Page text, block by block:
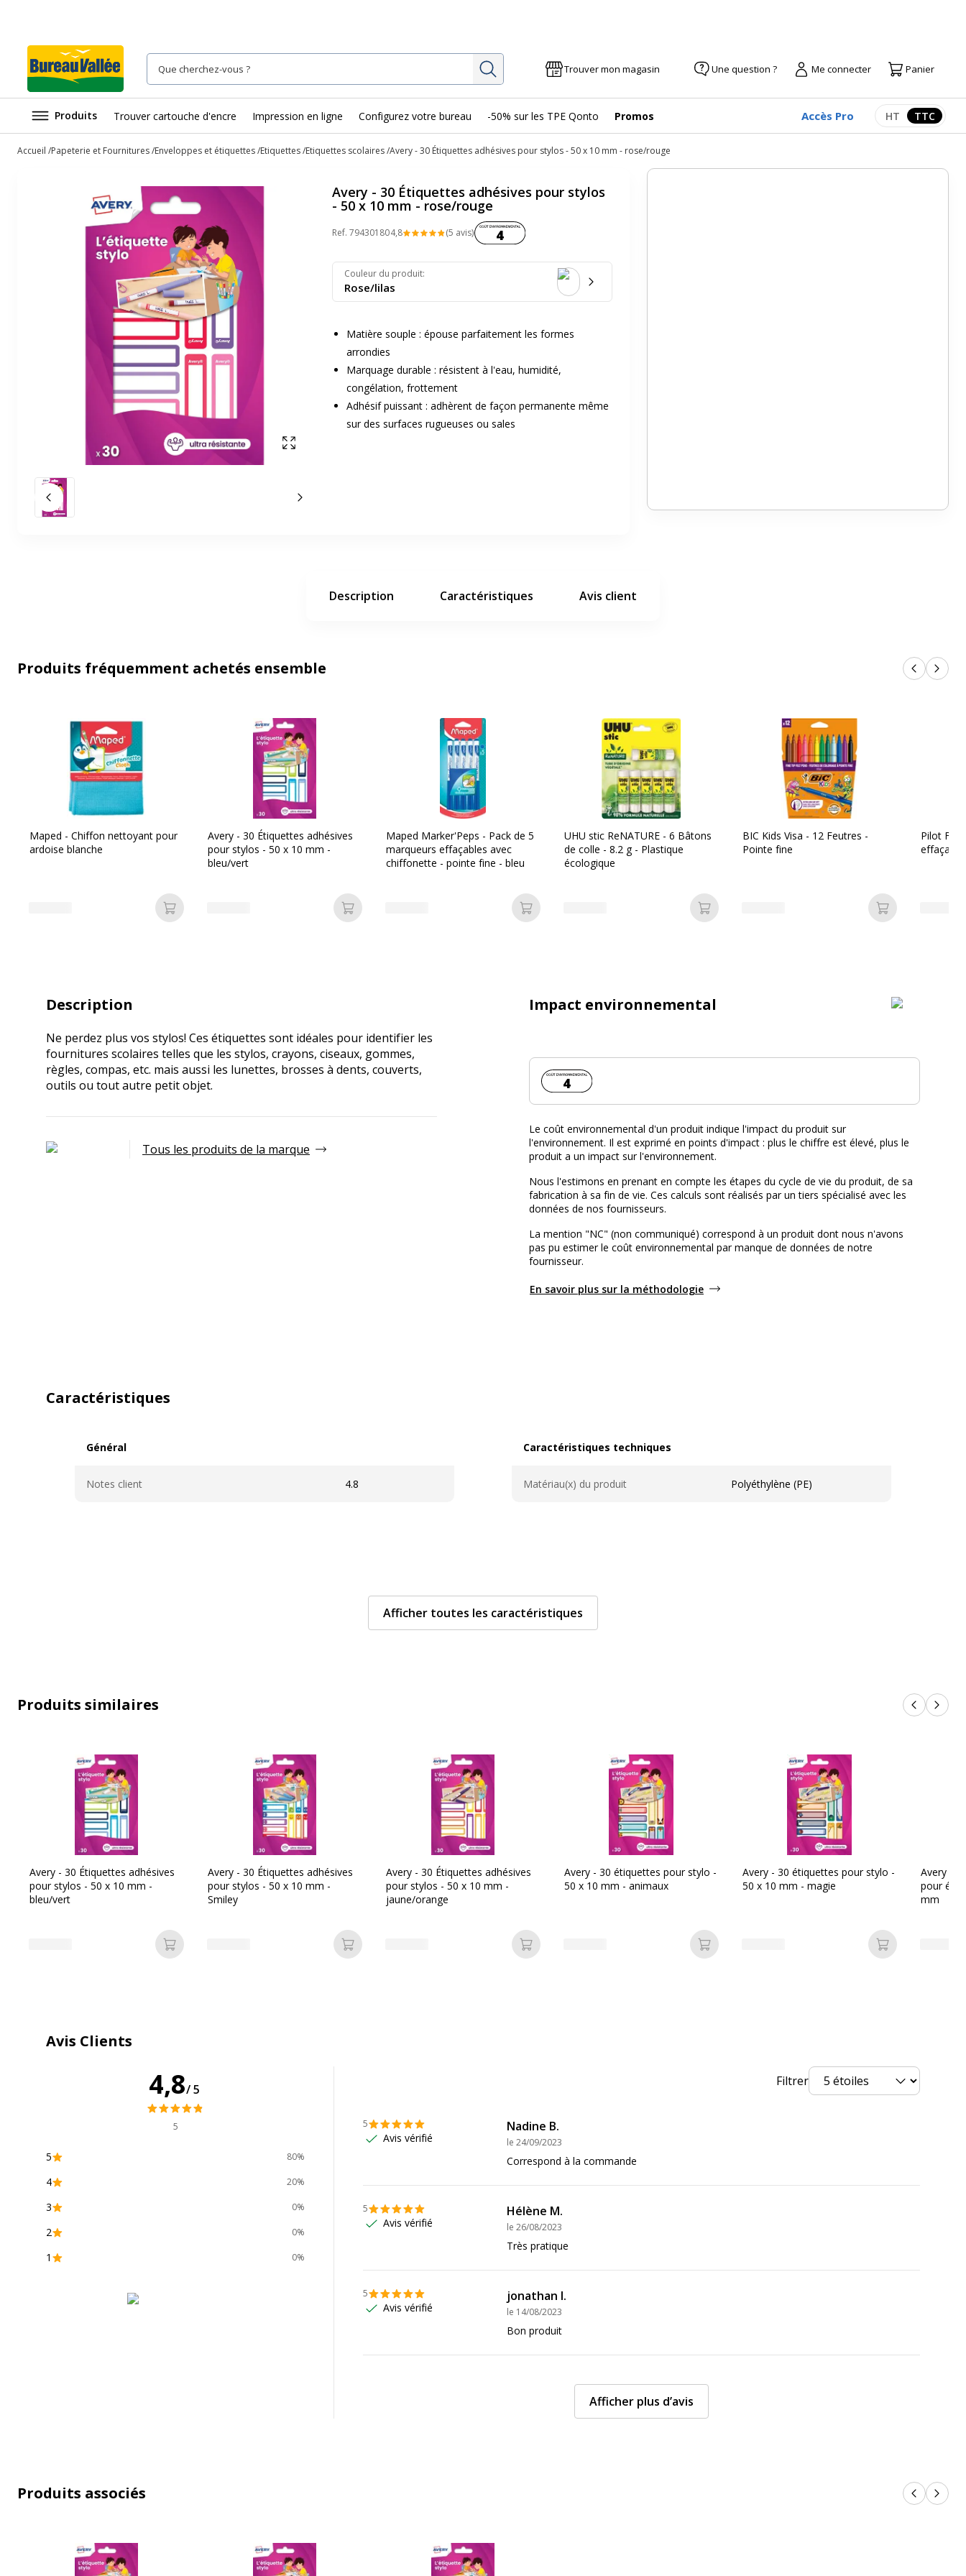
Rechercher Trouver mon magasin Une question ? Me connecter Panier
Produits Trouver cartouche d'encre Impression en ligne Configurez votre bureau -50% sur les TPE Qonto Promos Accès Pro Afficher les
HT TTC
Accueil Papeterie et Fournitures Enveloppes et étiquettes Etiquettes Etiquettes scolaires Avery - 30 Étiquettes adhésives pour stylos - 50 x 10 mm - rose/rouge
Afficher en plein écran
Slide précédent Slide suivant
Avery - 30 Étiquettes adhésives pour stylos
- 50 x 10 mm - rose/rouge
Ref. 794301804,8 (5 avis)Coût environnemental :
4
Couleur du produit:
Rose/lilas
Matière souple : épouse parfaitement les formes
arrondies
Marquage durable : résistent à l'eau, humidité,
congélation, frottement
Adhésif puissant : adhèrent de façon permanente même
sur des surfaces rugueuses ou sales
Description Caractéristiques Avis client
Produits fréquemment achetés ensemble Produits
Maped - Chiffon nettoyant pour
ardoise blanche
Ajouter au panier
Avery - 30 Étiquettes adhésives
pour stylos - 50 x 10 mm -
bleu/vert
Ajouter au panier
Maped Marker'Peps - Pack de 5
marqueurs effaçables avec
chiffonette - pointe fine - bleu
Ajouter au panier
UHU stic ReNATURE - 6 Bâtons
de colle - 8.2 g - Plastique
écologique
Ajouter au panier
BIC Kids Visa - 12 Feutres -
Pointe fine
Ajouter au
Pilot
Description
Ne perdez plus vos stylos! Ces étiquettes sont idéales pour identifier les
fournitures scolaires telles que les stylos, crayons, ciseaux, gommes,
règles, compas, etc. mais aussi les lunettes, brosses à dents, couverts,
outils ou tout autre petit objet.
Tous les produits de la marque
Impact environnemental
Coût environnemental :
4
Le coût environnemental d'un produit indique l'impact du produit sur
l'environnement. Il est exprimé en points d'impact : plus le chiffre est élevé, plus le
produit a un impact sur l'environnement.
Nous l'estimons en prenant en compte les étapes du cycle de vie du produit, de sa
fabrication à sa fin de vie. Ces calculs sont réalisés par un tiers spécialisé avec les
données de nos fournisseurs.
La mention "NC" (non communiqué) correspond à un produit dont nous n'avons
pas pu estimer le coût environnemental par manque de données de notre
fournisseur.
En savoir plus sur la méthodologie
Caractéristiques
Général
Notes client 4.8
Caractéristiques techniques
Matériau(x) du produit Polyéthylène (PE)
L'image du produit peut être d'une
Couleur du produit
Caractéristiques environnementales
Impact environnemental undefined kg CO2e
Données d'identification
5014702085390
Référence produit fabricant RESMI30F
Afficher toutes les caractéristiques
Produits similaires Produits
Avery - 30 Étiquettes adhésives
pour stylos - 50 x 10 mm -
bleu/vert
Ajouter au panier
Avery - 30 Étiquettes adhésives
pour stylos - 50 x 10 mm -
Smiley
Ajouter au panier
Avery - 30 Étiquettes adhésives
pour stylos - 50 x 10 mm -
jaune/orange
Ajouter au panier
Avery - 30 étiquettes pour stylo -
50 x 10 mm - animaux
Ajouter au panier
Avery - 30 étiquettes pour stylo -
50 x 10 mm - magie
Ajouter au
Avery -
pour
mm
Avis Clients
4,8/5
5
5 80%
4 20%
3 0%
2 0%
1 0%
Filtrer
5
Avis vérifié
Nadine B.
le 24/09/2023
Correspond à la commande
5
Avis vérifié
Hélène M.
le 26/08/2023
Très pratique
5
Avis vérifié
jonathan l.
le 14/08/2023
Bon produit
Afficher plus d’avis
Produits associés Produits